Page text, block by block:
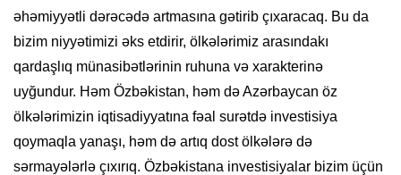
əhəmiyyətli dərəcədə artmasına gətirib çıxaracaq. Bu da
bizim niyyətimizi əks etdirir, ölkələrimiz arasındakı
qardaşlıq münasibətlərinin ruhuna və xarakterinə
uyğundur. Həm Özbəkistan, həm də Azərbaycan öz
ölkələrimizin iqtisadiyyatına fəal surətdə investisiya
qoymaqla yanaşı, həm də artıq dost ölkələrə də
sərmayələrlə çıxırıq. Özbəkistana investisiyalar bizim üçün